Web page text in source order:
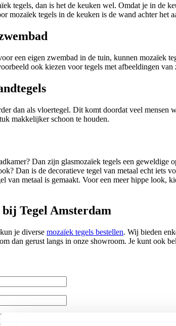
tegels, dan is het de keuken wel. Omdat je in de
mozaïek tegels in de keuken is de wand achter het
een eigen zwembad in de tuin, kunnen mozaïek
ook kiezen voor tegels met afbeeldingen van
dan als vloertegel. Dit komt doordat veel
makkelijker schoon te houden.
Dan zijn glasmozaïek tegels een
Dan is de decoratieve tegel van metaal echt
van metaal is gemaakt. Voor een meer hippe look,
Tegel Amsterdam
je diverse mozaïek tegels bestellen. Wij bieden
dan gerust langs in onze showroom. Je kunt ook